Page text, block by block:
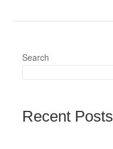
Search
Recent Posts